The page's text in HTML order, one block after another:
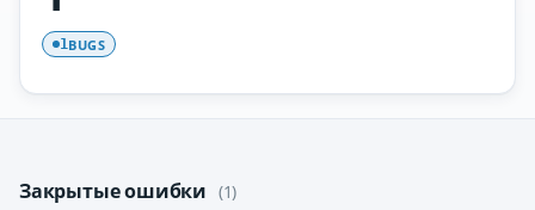
1BUGS
Закрытые ошибки (1)